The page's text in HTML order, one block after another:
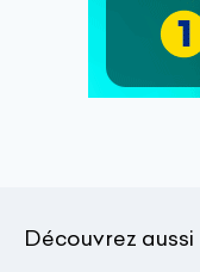
Découvrez